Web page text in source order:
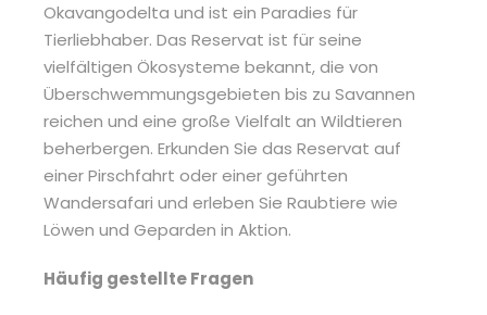
Okavangodelta und ist ein Paradies für
Tierliebhaber. Das Reservat ist für seine
vielfältigen Ökosysteme bekannt, die von
Überschwemmungsgebieten bis zu Savannen
reichen und eine große Vielfalt an Wildtieren
beherbergen. Erkunden Sie das Reservat auf
einer Pirschfahrt oder einer geführten
Wandersafari und erleben Sie Raubtiere wie
Löwen und Geparden in Aktion.
Häufig gestellte Fragen